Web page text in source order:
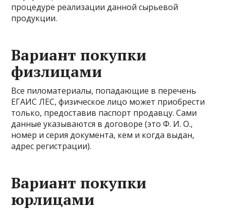
процедуре реализации данной сырьевой
продукции.
Вариант покупки
физлицами
Все пиломатериалы, попадающие в перечень
ЕГАИС ЛЕС, физическое лицо может приобрести
только, предоставив паспорт продавцу. Сами
данные указываются в договоре (это Ф. И. О.,
номер и серия документа, кем и когда выдан,
адрес регистрации).
Вариант покупки
юрлицами